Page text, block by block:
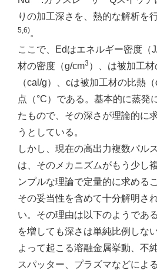
りの加工深さを、熱的な解析を
5,6)。
ここで、Edはエネルギー密度（
材の密度（g/cm3 ）、は被加工
（cal/g）、cは被加工材の比熱
点（°C）である。基本的に蒸発
たもので、その深さが理論的に
うとしている。
しかし、現在の高出力複数パル
は、そのメカニズムがもう少し
ンプルな理論で定量的に求める
その妥当性を含めて十分解明さ
い。その理由は以下のようであ
を増しても深さは単純比例しな
よって起こる溶融金属挙動、不
スパッター、プラズマなどによ